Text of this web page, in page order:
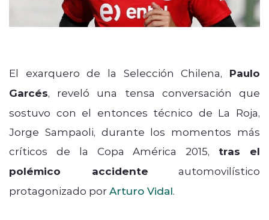
El exarquero de la Selección Chilena, Paulo
Garcés, reveló una tensa conversación que
sostuvo con el entonces técnico de La Roja,
Jorge Sampaoli, durante los momentos más
críticos de la Copa América 2015, tras el
polémico accidente automovilístico
protagonizado porArturo Vidal.